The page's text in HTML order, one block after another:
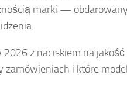
marki —
z naciskiem na jakość
zamówieniach i które